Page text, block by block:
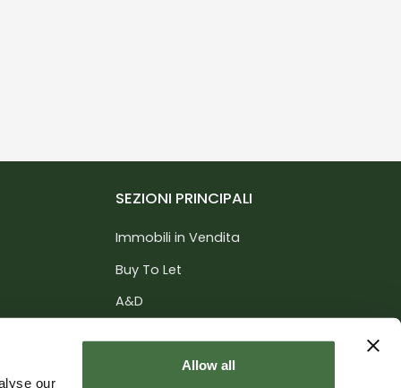
our
Allow all
SEZIONI PRINCIPALI
Immobili in Vendita
Buy To Let
A&D
Informazioni